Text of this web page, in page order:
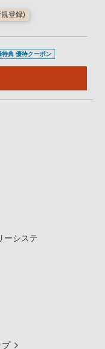
登録)
典 優待クーポン
ーシステ
プ